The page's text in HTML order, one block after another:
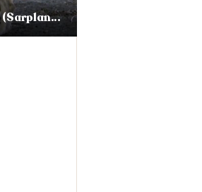
Pastore di Ciarplanina (Sarplaninac)